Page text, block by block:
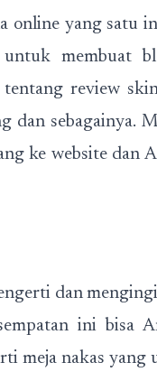
online yang satu
membuat
review
dan sebagainya.
ke website dan
dan
ini bisa
meja nakas